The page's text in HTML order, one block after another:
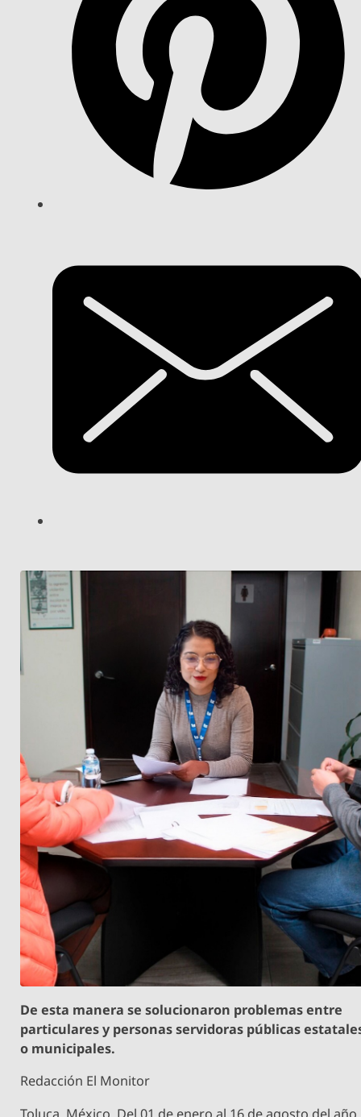
De esta manera se solucionaron problemas entre
particulares y personas servidoras públicas
o municipales.
Redacción El Monitor
Toluca, México, Del 01 de enero al 16 de agosto del año